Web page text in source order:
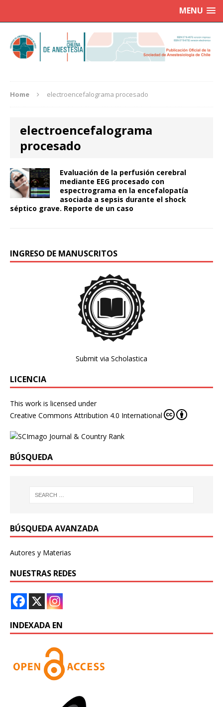
MENU
Home electroencefalograma procesado
electroencefalograma
procesado
Evaluación de la perfusión cerebral
mediante EEG procesado con
espectrograma en la encefalopatía
asociada a sepsis durante el shock
séptico grave. Reporte de un caso
INGRESO DE MANUSCRITOS
Submit via Scholastica
LICENCIA
This work is licensed under
Creative Commons Attribution 4.0 International
BÚSQUEDA
BÚSQUEDA AVANZADA
Autores y Materias
NUESTRAS REDES
INDEXADA EN